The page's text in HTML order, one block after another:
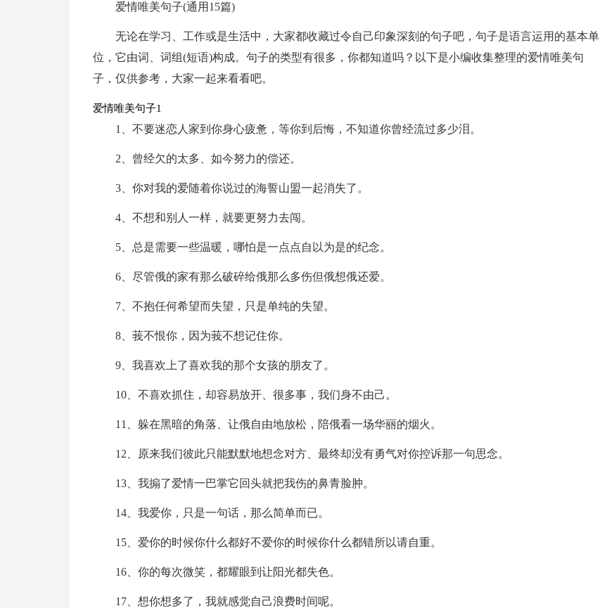
爱情唯美句子(通用15篇)
无论在学习、工作或是生活中，大家都收藏过令自己印象深刻的句子吧，句子是语言运用的基本单
位，它由词、词组(短语)构成。句子的类型有很多，你都知道吗？以下是小编收集整理的爱情唯美句
子，仅供参考，大家一起来看看吧。
爱情唯美句子1
1、不要迷恋人家到你身心疲惫，等你到后悔，不知道你曾经流过多少泪。
2、曾经欠的太多、如今努力的偿还。
3、你对我的爱随着你说过的海誓山盟一起消失了。
4、不想和别人一样，就要更努力去闯。
5、总是需要一些温暖，哪怕是一点点自以为是的纪念。
6、尽管俄的家有那么破碎给俄那么多伤但俄想俄还爱。
7、不抱任何希望而失望，只是单纯的失望。
8、莪不恨你，因为莪不想记住你。
9、我喜欢上了喜欢我的那个女孩的朋友了。
10、不喜欢抓住，却容易放开、很多事，我们身不由己。
11、躲在黑暗的角落、让俄自由地放松，陪俄看一场华丽的烟火。
12、原来我们彼此只能默默地想念对方、最终却没有勇气对你控诉那一句思念。
13、我搧了爱情一巴掌它回头就把我伤的鼻青脸肿。
14、我爱你，只是一句话，那么简单而已。
15、爱你的时候你什么都好不爱你的时候你什么都错所以请自重。
16、你的每次微笑，都耀眼到让阳光都失色。
17、想你想多了，我就感觉自己浪费时间呢。